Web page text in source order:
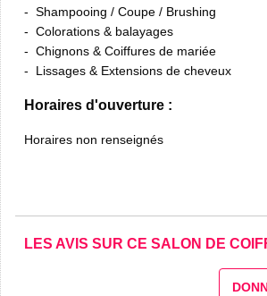
Shampooing / Coupe / Brushing
Colorations & balayages
Chignons & Coiffures de mariée
Lissages & Extensions de cheveux
Horaires d'ouverture :
Horaires non renseignés
LES AVIS SUR CE SALON DE